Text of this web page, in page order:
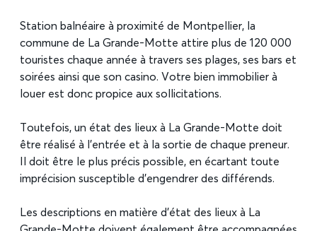
Station balnéaire à proximité de Montpellier, la
commune de La Grande-Motte attire plus de 120 000
touristes chaque année à travers ses plages, ses bars et
soirées ainsi que son casino. Votre bien immobilier à
louer est donc propice aux sollicitations.
Toutefois, un état des lieux à La Grande-Motte doit
être réalisé à l’entrée et à la sortie de chaque preneur.
Il doit être le plus précis possible, en écartant toute
imprécision susceptible d’engendrer des différends.
Les descriptions en matière d’état des lieux à La